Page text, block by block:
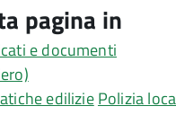
pagina in
e documenti
ediliziePolizia